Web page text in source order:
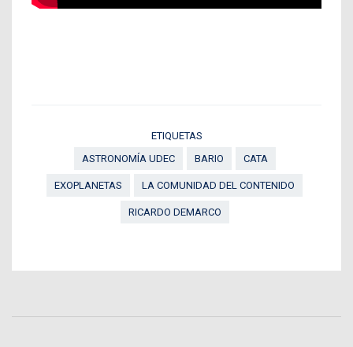
ETIQUETAS
ASTRONOMÍA UDEC
BARIO CATA
EXOPLANETAS LA COMUNIDAD DEL CONTENIDO
RICARDO DEMARCO